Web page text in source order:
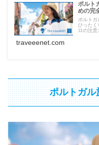
ポルト
めの完
ポルトガ
ひったく
ロの注意
traveeenet.com
ポルトガル